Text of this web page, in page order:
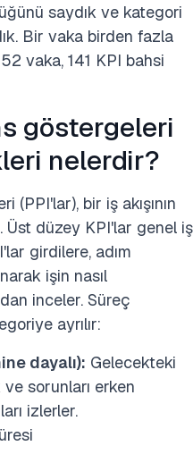
saydık ve kategori
Bir vaka birden fazla
vaka, 141 KPI bahsi
göstergeleri
nelerdir?
(PPI'lar), bir iş akışının
Üst düzey KPI'lar genel iş
girdilere, adım
işin nasıl
inceler. Süreç
ayrılır:
dayalı): Gelecekteki
sorunları erken
izlerler.